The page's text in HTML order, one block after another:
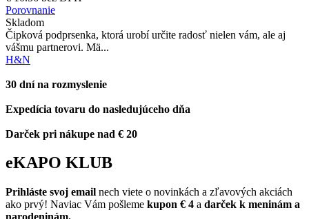
Porovnanie
Skladom
Čipková podprsenka, ktorá urobí určite radosť nielen vám, ale aj
vášmu partnerovi. Mä...
H&N
30 dní na rozmyslenie
Expedícia tovaru do nasledujúceho dňa
Darček pri nákupe nad € 20
eKAPO KLUB
Prihláste svoj email nech viete o novinkách a zľavových akciách
ako prvý! Naviac Vám pošleme kupon € 4 a darček k meninám a